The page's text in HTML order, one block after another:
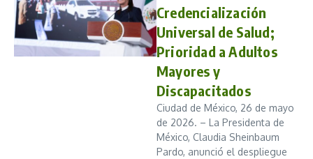
Credencialización
Universal de Salud;
Prioridad a Adultos
Mayores y
Discapacitados
Ciudad de México, 26 de mayo
de 2026. – La Presidenta de
México, Claudia Sheinbaum
Pardo, anunció el despliegue